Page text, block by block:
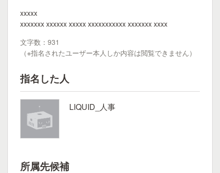
xxxxx
xxxxxxx xxxxxx xxxxx xxxxxxxxxxx xxxxxxx xxxx
文字数：931
（※指名されたユーザー本人しか内容は閲覧できません）
指名した人
LIQUID_人事
所属先候補